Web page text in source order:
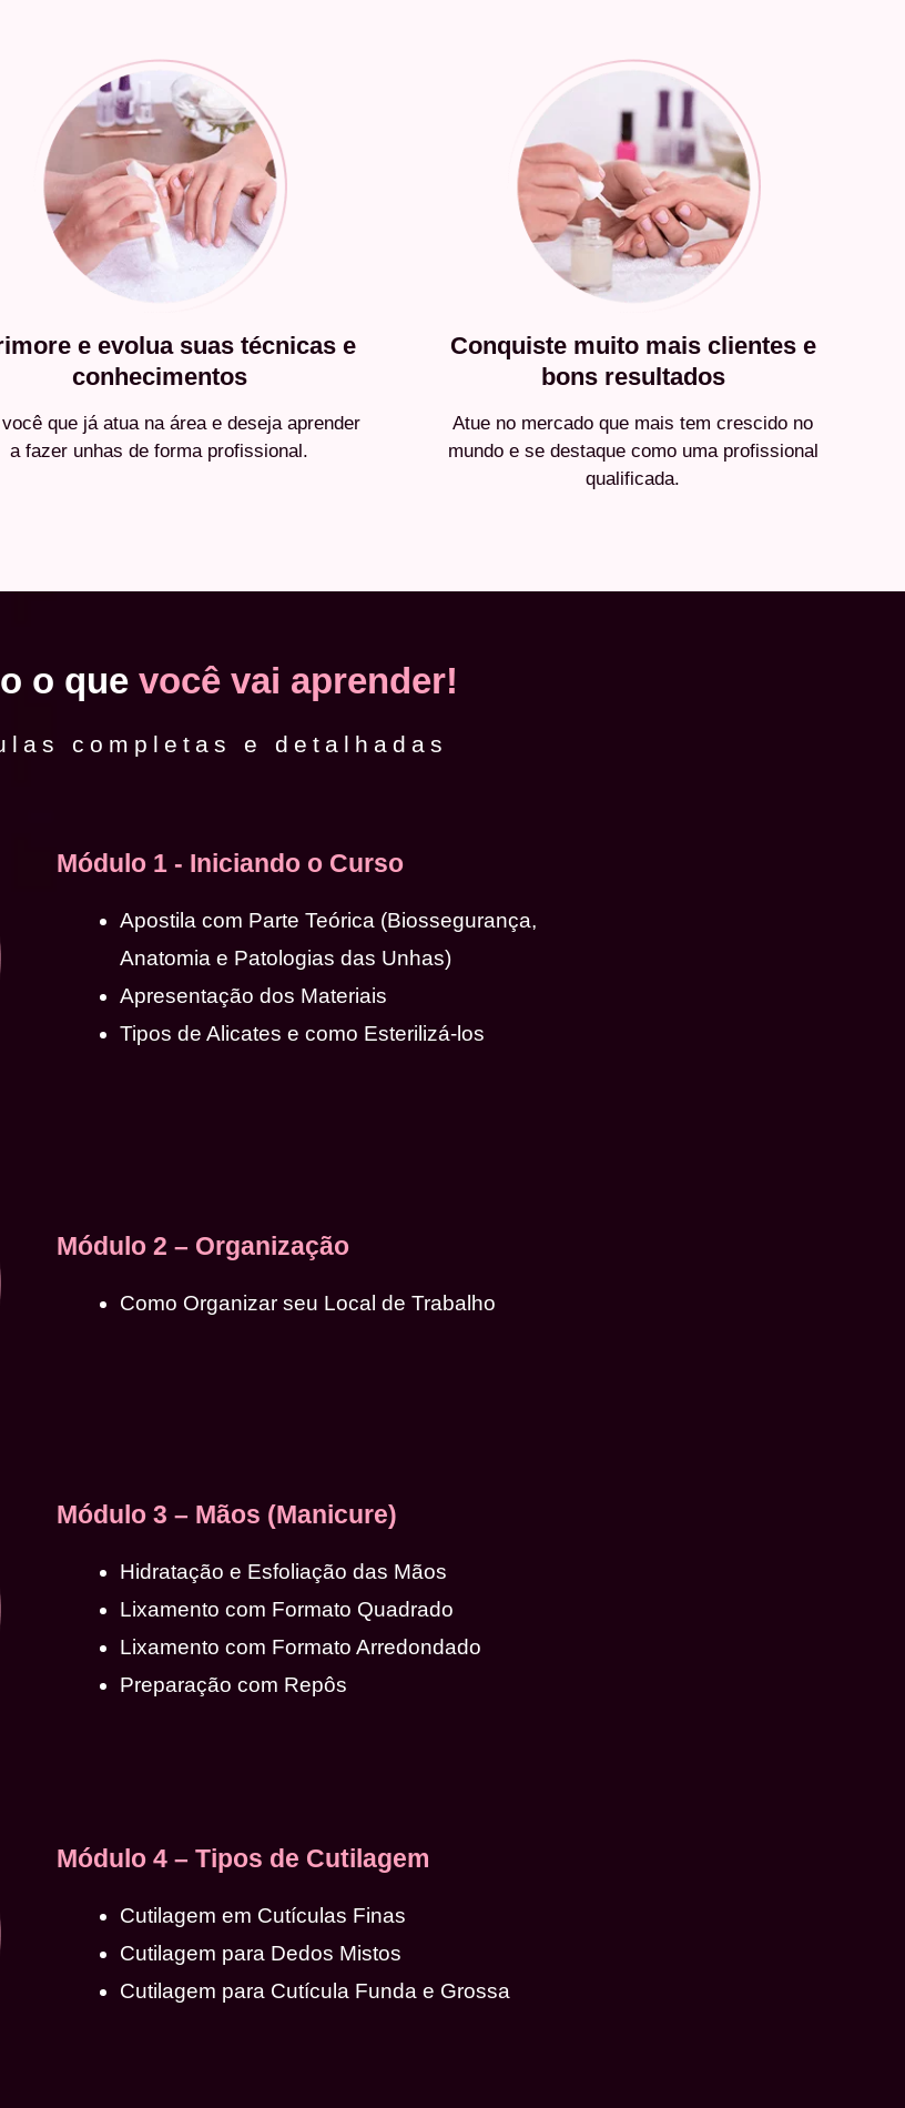
e evolua suas técnicas e
conhecimentos
que já atua na área e deseja aprender
a fazer unhas de forma profissional.
Conquiste muito mais clientes e
bons resultados
Atue no mercado que mais tem crescido no
mundo e se destaque como uma profissional
qualificada.
o que você vai aprender!
completas e detalhadas
Módulo 1 - Iniciando o Curso
Apostila com Parte Teórica (Biossegurança,
Anatomia e Patologias das Unhas)
Apresentação dos Materiais
Tipos de Alicates e como Esterilizá-los
Módulo 2 – Organização
Como Organizar seu Local de Trabalho
Módulo 3 – Mãos (Manicure)
Hidratação e Esfoliação das Mãos
Lixamento com Formato Quadrado
Lixamento com Formato Arredondado
Preparação com Repôs
Módulo 4 – Tipos de Cutilagem
Cutilagem em Cutículas Finas
Cutilagem para Dedos Mistos
Cutilagem para Cutícula Funda e Grossa